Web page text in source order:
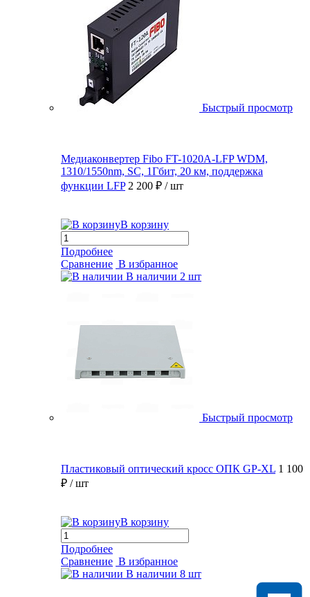
Быстрый просмотр
Медиаконвертер Fibo FT-1020A-LFP WDM,
1310/1550nm, SC, 1Гбит, 20 км, поддержка
функции LFP 2 200 ₽ / шт
В корзину
Подробнее
Сравнение В избранное
В наличии 2 шт
Быстрый просмотр
Пластиковый оптический кросс ОПК GP-XL 1 100
₽ / шт
В корзину
Подробнее
Сравнение В избранное
В наличии 8 шт